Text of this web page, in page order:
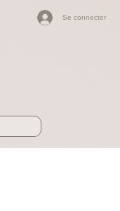
Se connecter